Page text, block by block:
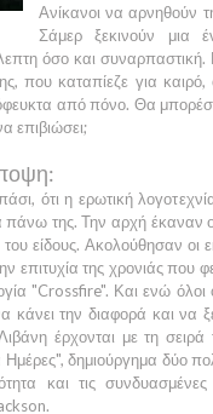
Ανίκανοι να αρνηθούν
Σάμερ ξεκινούν μια
όσο και συναρπαστική.
που καταπίεζε για
από πόνο. Θα
επιβιώσει;
ότι η ερωτική
πάνω της. Την αρχή έκαναν
είδους. Ακολούθησαν οι
επιτυχία της χρονιάς που
"Crossfire". Και ενώ όλοι
κάνει την διαφορά και να
έρχονται με τη
δημιούργημα δύο
και τις